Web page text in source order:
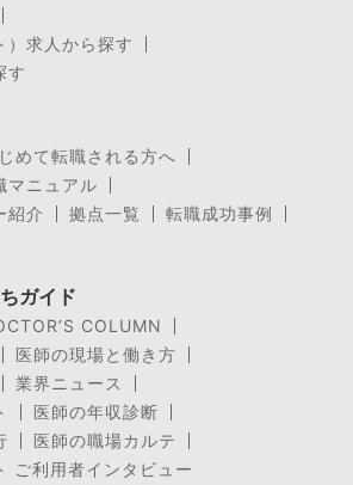
）求人から探す
す
めて転職される方へ
マニュアル
紹介
拠点一覧
転職成功事例
ガイド
COLUMN
医師の現場と働き方
業界ニュース
医師の年収診断
医師の職場カルテ
ご利用者インタビュー